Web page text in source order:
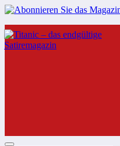
Zum
Inhalt
springen